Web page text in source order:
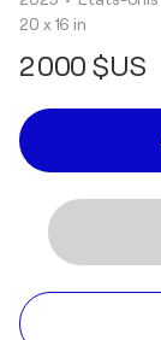
20 x 16 in
2 000 $US